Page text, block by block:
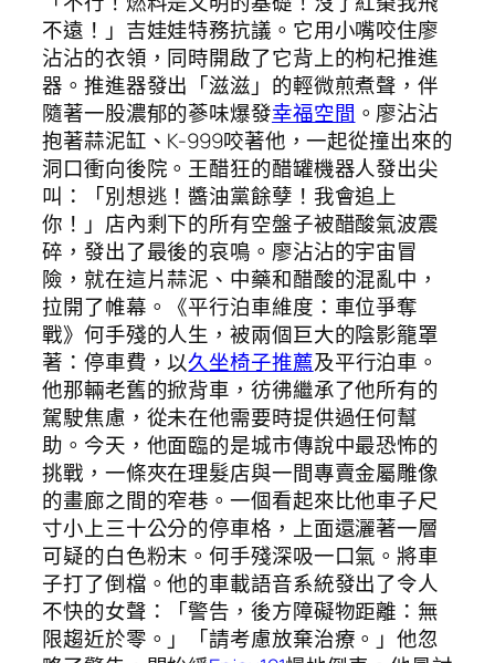
不遠！」吉娃娃特務抗議。它用小嘴咬住廖
沾沾的衣領，同時開啟了它背上的枸杞推進
器。推進器發出「滋滋」的輕微煎煮聲，伴
隨著一股濃郁的蔘味爆發幸福空間 。廖沾沾
抱著蒜泥缸、K-999咬著他，一起從撞出來的
洞口衝向後院。王醋狂的醋罐機器人發出尖
叫：「別想逃！醬油黨餘孽！我會追上
你！」店內剩下的所有空盤子被醋酸氣波震
碎，發出了最後的哀鳴。廖沾沾的宇宙冒
險，就在這片蒜泥、中藥和醋酸的混亂中，
拉開了帷幕。《平行泊車維度：車位爭奪
戰》何手殘的人生，被兩個巨大的陰影籠罩
著：停車費，以久坐椅子推薦及平行泊車。
他那輛老舊的掀背車，彷彿繼承了他所有的
駕駛焦慮，從未在他需要時提供過任何幫
助。今天，他面臨的是城市傳說中最恐怖的
挑戰，一條夾在理髮店與一間專賣金屬雕像
的畫廊之間的窄巷。一個看起來比他車子尺
寸小上三十公分的停車格，上面還灑著一層
可疑的白色粉末。何手殘深吸一口氣。將車
子打了倒檔。他的車載語音系統發出了令人
不快的女聲：「警告，後方障礙物距離：無
限趨近於零。」「請考慮放棄治療。」他忽